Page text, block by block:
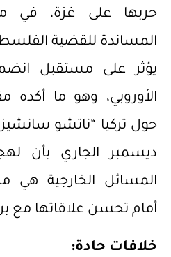
حربها على غزة، في
المساندة للقضية
يؤثر على مستقبل
الأوروبي، وهو ما أكده
حول تركيا “ناتشو
ديسمبر الجاري بأن
المسائل الخارجية هي
أمام تحسن علاقاتها مع
خلافات حادة: